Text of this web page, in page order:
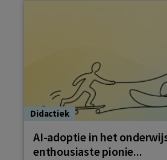
Didactiek
AI-adoptie in het
enthousiaste pionie...